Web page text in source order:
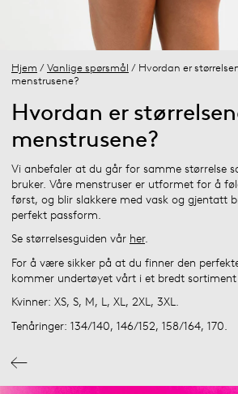
Hjem / Vanlige spørsmål / Hvordan er
menstrusene?
Hvordan er
menstrusene?
Vi anbefaler at du går for samme størrelse
bruker. Våre menstruser er utformet for å
først, og blir slakkere med vask og gjentatt
perfekt passform.
Se størrelsesguiden vår her.
For å være sikker på at du finner den
kommer undertøyet vårt i et bredt sortiment
Kvinner: XS, S, M, L, XL, 2XL, 3XL.
Tenåringer: 134/140, 146/152, 158/164, 170.